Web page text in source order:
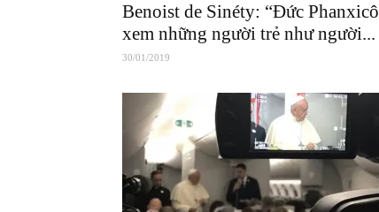
Benoist de Sinéty: “Đức Phanxicô
xem những người trẻ như người...
30/01/2019